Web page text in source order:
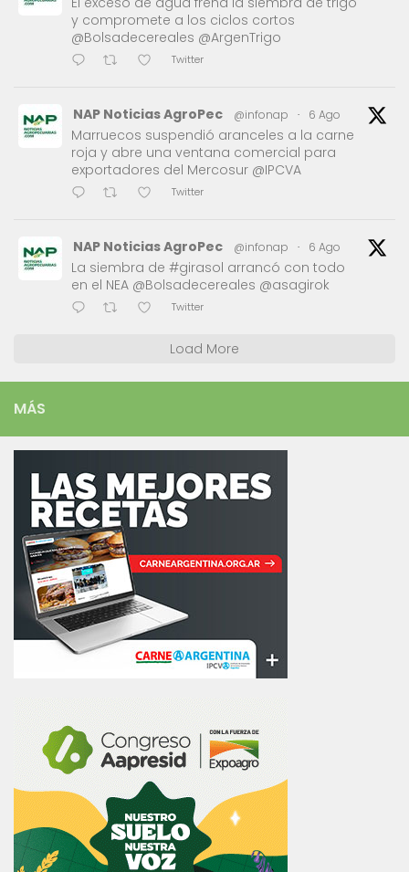
y compromete a los ciclos cortos
@Bolsadecereales @ArgenTrigo
Twitter
NAP Noticias AgroPec @infonap · 6 Ago
Marruecos suspendió aranceles a la carne
roja y abre una ventana comercial para
exportadores del Mercosur @IPCVA
Twitter
NAP Noticias AgroPec @infonap · 6 Ago
La siembra de #girasol arrancó con todo
en el NEA @Bolsadecereales @asagirok
Twitter
Load More
MÁS